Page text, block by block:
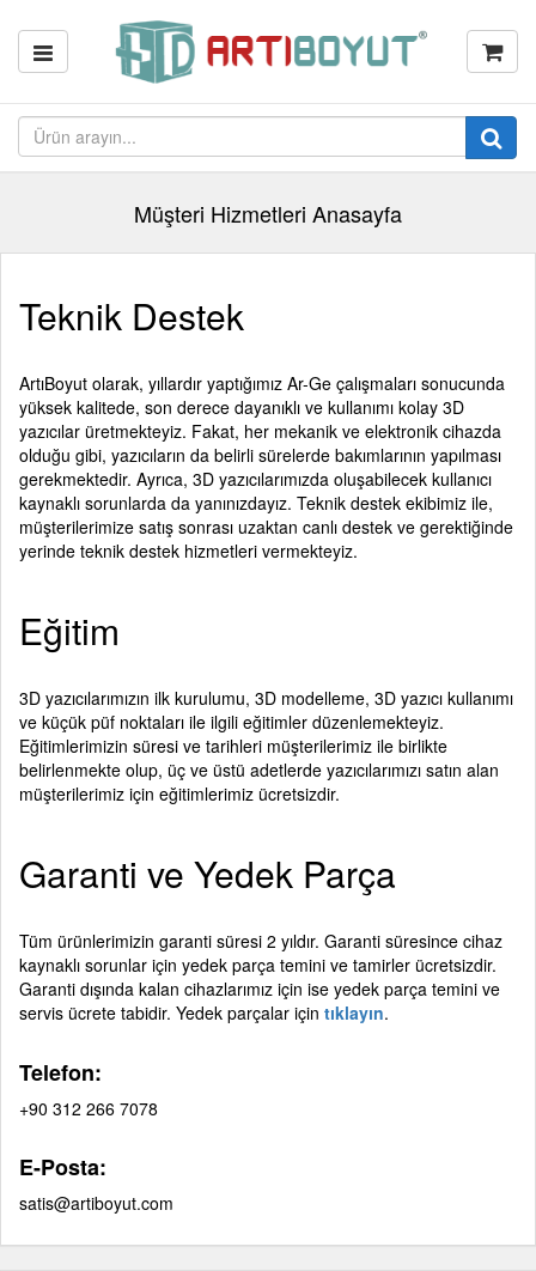
Müşteri Hizmetleri Anasayfa
Teknik Destek
ArtıBoyut olarak, yıllardır yaptığımız Ar-Ge çalışmaları sonucunda
yüksek kalitede, son derece dayanıklı ve kullanımı kolay 3D
yazıcılar üretmekteyiz. Fakat, her mekanik ve elektronik cihazda
olduğu gibi, yazıcıların da belirli sürelerde bakımlarının yapılması
gerekmektedir. Ayrıca, 3D yazıcılarımızda oluşabilecek kullanıcı
kaynaklı sorunlarda da yanınızdayız. Teknik destek ekibimiz ile,
müşterilerimize satış sonrası uzaktan canlı destek ve gerektiğinde
yerinde teknik destek hizmetleri vermekteyiz.
Eğitim
3D yazıcılarımızın ilk kurulumu, 3D modelleme, 3D yazıcı kullanımı
ve küçük püf noktaları ile ilgili eğitimler düzenlemekteyiz.
Eğitimlerimizin süresi ve tarihleri müşterilerimiz ile birlikte
belirlenmekte olup, üç ve üstü adetlerde yazıcılarımızı satın alan
müşterilerimiz için eğitimlerimiz ücretsizdir.
Garanti ve Yedek Parça
Tüm ürünlerimizin garanti süresi 2 yıldır. Garanti süresince cihaz
kaynaklı sorunlar için yedek parça temini ve tamirler ücretsizdir.
Garanti dışında kalan cihazlarımız için ise yedek parça temini ve
servis ücrete tabidir. Yedek parçalar için tıklayın.
Telefon:
+90 312 266 7078
E-Posta:
satis@artiboyut.com